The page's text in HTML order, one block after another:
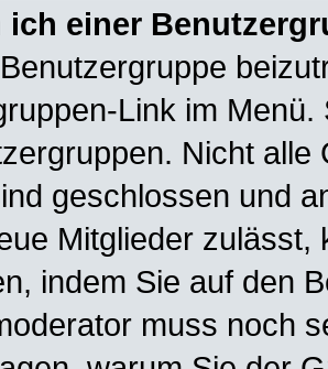
ich einer
Link im
Nicht
geschlossen und
Mitglieder zulässt,
indem Sie auf den
muss noch